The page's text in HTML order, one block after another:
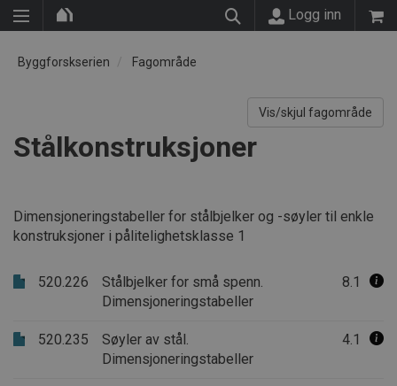
Logg inn
Byggforskserien Fagområde
Vis/skjul fagområde
Stålkonstruksjoner
Dimensjoneringstabeller for stålbjelker og -søyler til enkle
konstruksjoner i pålitelighetsklasse 1
520.226
Stålbjelker for små spenn.
Dimensjoneringstabeller
8.1
520.235
Søyler av stål.
Dimensjoneringstabeller
4.1